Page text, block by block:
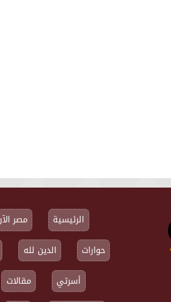
الرئيسية مصر
حوارات
الدين لله
أسرتي
مقالات